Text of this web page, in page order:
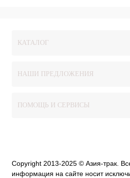
КАТАЛОГ
НАШИ ПРЕДЛОЖЕНИЯ
ПОМОЩЬ И СЕРВИСЫ
Copyright 2013-2025 © Азия-трак.
информация на сайте носит